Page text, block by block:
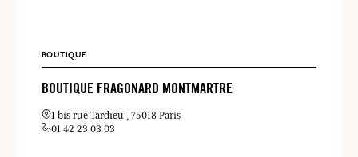
BOUTIQUE
BOUTIQUE FRAGONARD MONTMARTRE
1 bis rue Tardieu
75018 Paris
01 42 23 03 03